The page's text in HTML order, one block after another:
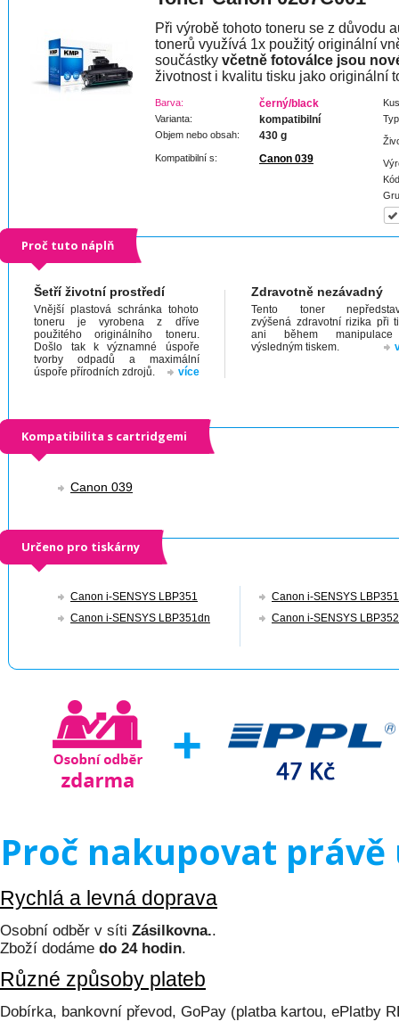
Při výrobě tohoto toneru se z důvodu
tonerů využívá 1x použitý originální
součástky včetně fotoválce jsou
životnost i kvalitu tisku jako originální
Barva: černý/black
Varianta: kompatibilní
Objem nebo obsah: 430 g
Kompatibilní s: Canon 039
Proč tuto náplň
Šetří životní prostředí
Vnější plastová schránka tohoto
toneru je vyrobena z dříve
použitého originálního toneru.
Došlo tak k významné úspoře
tvorby odpadů a maximální
úspoře přírodních zdrojů.
více
Zdravotně nezávadný
Tento toner
zvýšená zdravotní rizika při
ani během
výsledným tiskem.
Kompatibilita s cartridgemi
Canon 039
Určeno pro tiskárny
Canon i-SENSYS LBP351
Canon i-SENSYS LBP351dn
Canon i-SENSYS
Canon i-SENSYS LBP352
Proč nakupovat právě
Rychlá a levná doprava
Osobní odběr v síti Zásilkovna..
Zboží dodáme do 24 hodin.
Různé způsoby plateb
Dobírka, bankovní převod, GoPay (platba kartou, ePlatby